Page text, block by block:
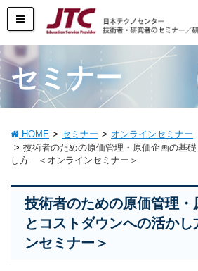
セミナー
HOME セミナー
オンラインセミナー
技術者のための原価管理・原価企画の基
し方 ＜オンラインセミナー＞
技術者のための原価管理・
とコストダウンへの活か
ンセミナー＞